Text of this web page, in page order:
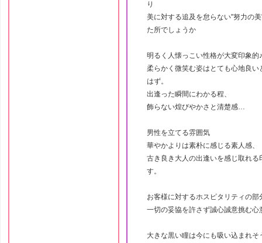
り
美に対する追及を怠らない"努力の
た所でしょうか
明るく人懐っこい性格が大変印象的♪
柔らかく微笑む姿はとても心地良い
はず。
出逢った瞬間にわかる程、
飾らない煌びやかさと清楚感…
男性を立てる雰囲気
華やかよりは素朴に感じる素人感、
古き良き大人の出逢いを感じ取れる
す。
お客様に対するホスピタリティの部
一切の妥協を許さず誠心誠意挑む心
大きな黒い瞳は今にも吸い込まれそ